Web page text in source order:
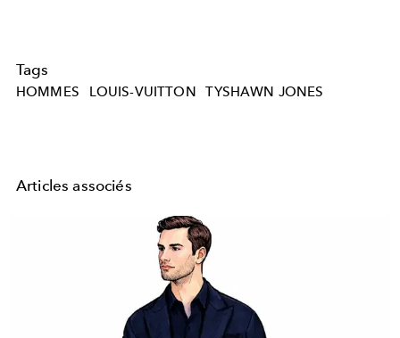
Tags
HOMMES LOUIS-VUITTON TYSHAWN JONES
Articles associés